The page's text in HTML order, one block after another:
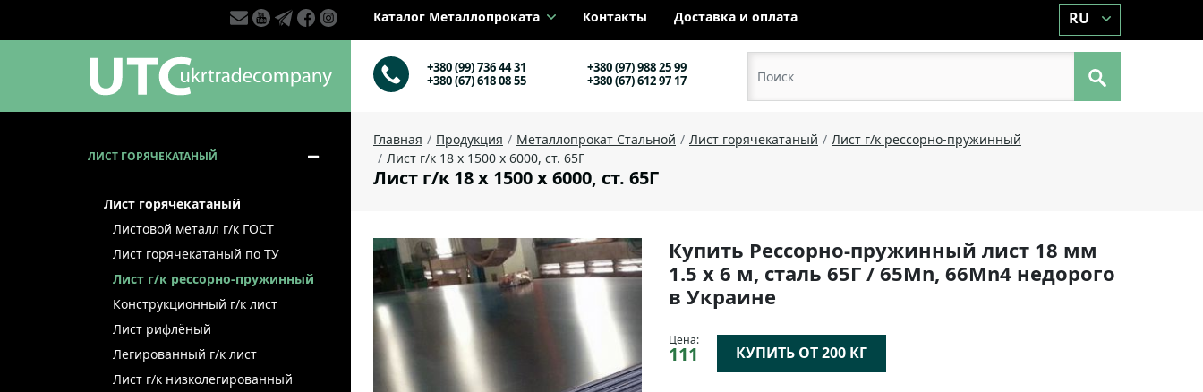
Каталог Металлопроката Контакты Доставка и оплата RU
+380 (99) 736 44 31
+380 (97) 988 25 99
+380 (67) 618 08 55
+380 (67) 612 97 17
Главная Продукция Металлопрокат Стальной Лист горячекатаный
Лист г/к рессорно-пружинный
Лист г/к 18 х 1500 х 6000, ст. 65Г
Лист г/к 18 х 1500 х 6000, ст. 65Г
Купить Рессорно-пружинный лист 18 мм
1.5 х 6 м, сталь 65Г / 65Mn, 66Mn4 недорого
в Украине
Цена:
111 КУПИТЬ ОТ 200 КГ
ЛИСТ ГОРЯЧЕКАТАНЫЙ
Лист горячекатаный
Листовой металл г/к ГОСТ
Лист горячекатаный по ТУ
Лист г/к рессорно-пружинный
Конструкционный г/к лист
Лист рифлёный
Легированный г/к лист
Лист г/к низколегированный